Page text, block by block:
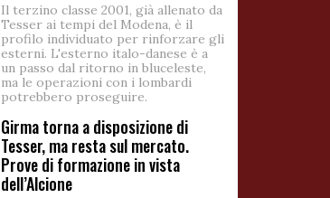
Il terzino classe 2001, già allenato da
Tesser ai tempi del Modena, è il
profilo individuato per rinforzare gli
esterni. L'esterno italo-danese è a
un passo dal ritorno in bluceleste,
ma le operazioni con i lombardi
potrebbero proseguire.
Girma torna a disposizione di
Tesser, ma resta sul mercato.
Prove di formazione in vista
dell’Alcione